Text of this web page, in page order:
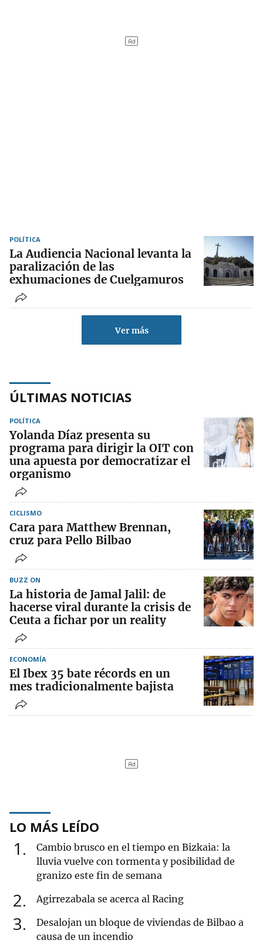
POLÍTICA
La Audiencia Nacional levanta la
paralización de las
exhumaciones de Cuelgamuros
Ver más
ÚLTIMAS NOTICIAS
POLÍTICA
Yolanda Díaz presenta su
programa para dirigir la OIT con
una apuesta por democratizar el
organismo
CICLISMO
Cara para Matthew Brennan,
cruz para Pello Bilbao
BUZZ ON
La historia de Jamal Jalil: de
hacerse viral durante la crisis de
Ceuta a fichar por un reality
ECONOMÍA
El Ibex 35 bate récords en un
mes tradicionalmente bajista
LO MÁS LEÍDO
1
Cambio brusco en el tiempo en Bizkaia: la
lluvia vuelve con tormenta y posibilidad de
granizo este fin de semana
2 Agirrezabala se acerca al Racing
3
Desalojan un bloque de viviendas de Bilbao a
causa de un incendio